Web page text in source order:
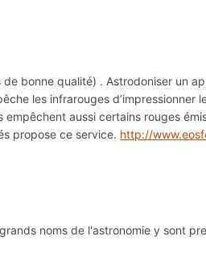
bonne qualité) . Astrodoniser un
les infrarouges
aussi certains rouges
propose ce service. http://
noms de l'astronomie y sont